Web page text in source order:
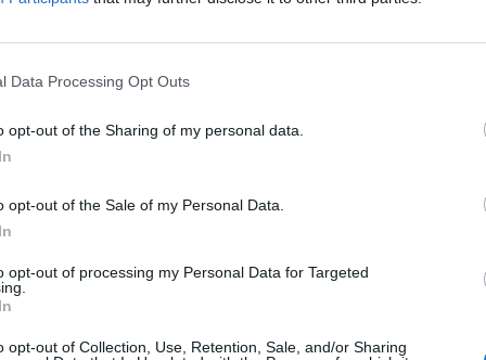
Data Processing Opt Outs
opt-out of the Sharing of my personal data.
opt-out of the Sale of my Personal Data.
opt-out of processing my Personal Data for Targeted
opt-out of Collection, Use, Retention, Sale, and/or Sharing
Európai Központi Bank (EKB) elnöke elárulta, hogy fia
mondta el. Lagarde a kriptovaluták hangos kritikusa:
az eszközosztályt, amelyet ráadásul sokszor...
portfolio.hu hírarchívumához tartozik, melynek olvasása
cikkarchívum